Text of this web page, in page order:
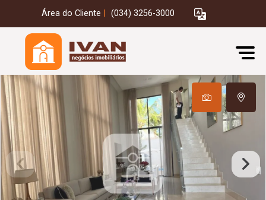
Área do Cliente (034) 3256-3000